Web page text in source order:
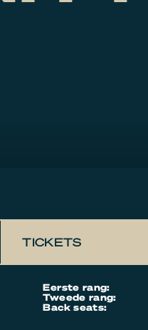
TICKETS
Eerste rang:
Tweede rang:
Back seats: